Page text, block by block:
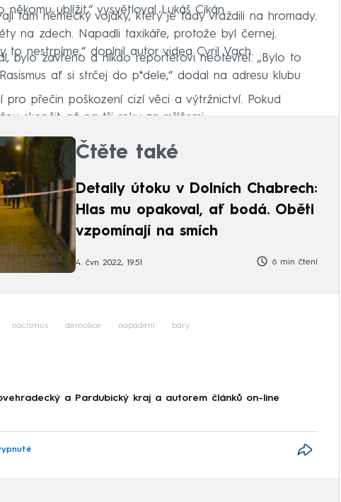
ublížit,“ vysvětloval Lukáš Cikán.
tam německý vojáky, který je tady vraždili na hromady.
na zdech. Napadli taxikáře, protože byl černej.
to nestrpíme,“ doplnil autor videa Cyril Vach.
bylo zavřeno a nikdo reportérovi neotevřel. „Bylo to
ať si strčej do p*dele,“ dodal na adresu klubu
pro přečin poškození cizí věci a výtržnictví. Pokud
skončit až na tři roky za mřížemi.
Čtěte také
Detaily útoku v Dolních Chabrech:
Hlas mu opakoval, ať bodá. Oběti
vzpomínají na smích
4. čvn 2022, 19:51 6 min čtení
nacismus demolice napadení bary
a Pardubický kraj a autorem článků on-line